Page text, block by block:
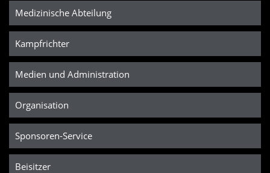
Medizinische Abteilung
Kampfrichter
Medien und Administration
Organisation
Sponsoren-Service
Beisitzer